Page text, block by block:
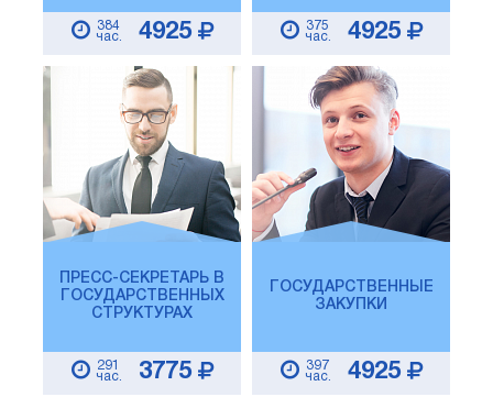
384
час.
4925
375
час.
4925
ПРЕСС-СЕКРЕТАРЬ В
ГОСУДАРСТВЕННЫХ
СТРУКТУРАХ
291
час.
3775
ГОСУДАРСТВЕННЫЕ
ЗАКУПКИ
397
час.
4925